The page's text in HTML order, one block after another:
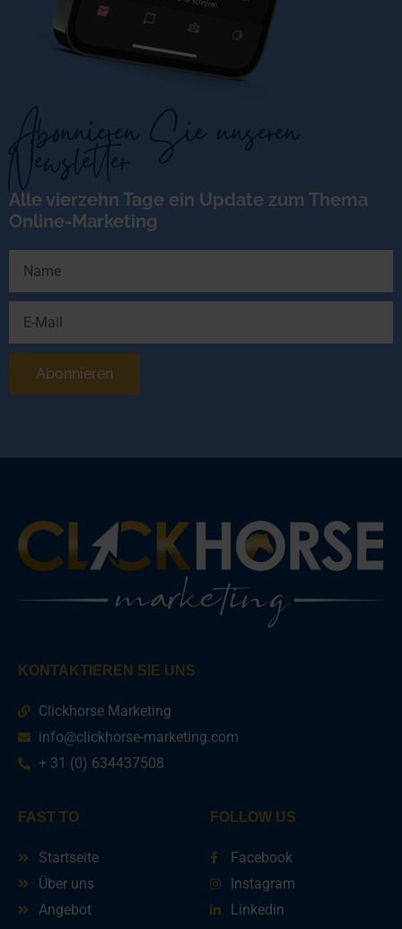
Abonnieren Sie unseren
Newsletter
Alle vierzehn Tage ein Update zum Thema
Online-Marketing
Abonnieren
KONTAKTIEREN SIE UNS
Clickhorse Marketing
info@clickhorse-marketing.com
+ 31 (0) 634437508
FAST TO
Startseite
Über uns
Angebot
FOLLOW US
Facebook
Instagram
Linkedin